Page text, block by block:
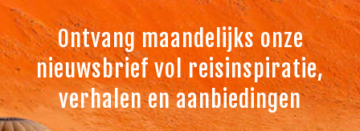
Ontvang maandelijks onze
nieuwsbrief vol reisinspiratie,
verhalen en aanbiedingen